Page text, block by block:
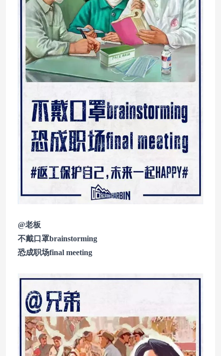
@老板
不戴口罩brainstorming
恐成职场final meeting